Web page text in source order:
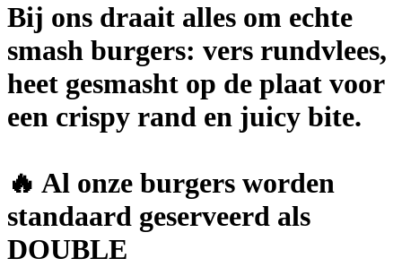
Bij ons draait alles om echte
smash burgers: vers rundvlees,
heet gesmasht op de plaat voor
een crispy rand en juicy bite.
🔥 Al onze burgers worden
standaard geserveerd als
DOUBLE